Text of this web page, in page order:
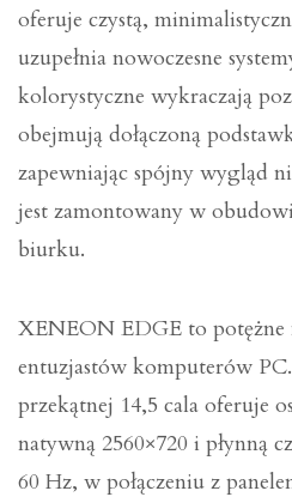
oferuje czystą,
uzupełnia nowoczesne
kolorystyczne wykraczają
obejmują dołączoną
zapewniając spójny wygląd
jest zamontowany w
biurku.
XENEON EDGE to potężne
entuzjastów komputerów
przekątnej 14,5 cala oferuje
natywną 2560×720 i płynną
60 Hz, w połączeniu z